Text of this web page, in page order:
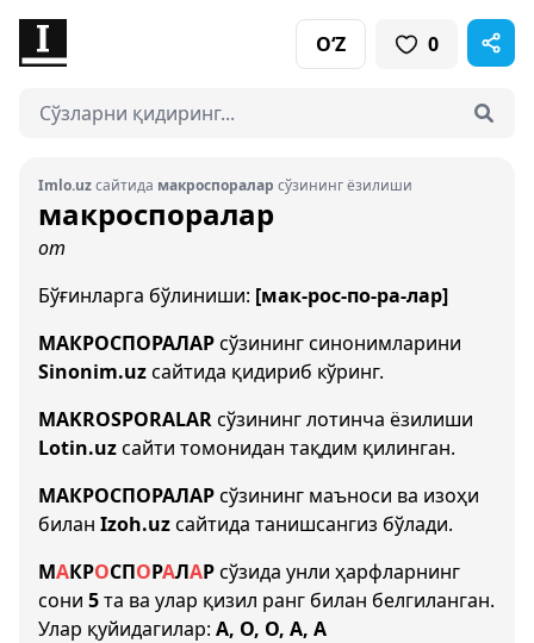
O‘Z 0
Imlo.uzсайтида макроспоралар сўзининг ёзилиши
макроспоралар
от
Бўғинларга бўлиниши: [мак-рос-по-ра-лар]
МАКРОСПОРАЛАРсўзининг синонимларини
Sinonim.uzсайтида қидириб кўринг.
MAKROSPORALARсўзининг лотинча ёзилиши
Lotin.uzсайти томонидан тақдим қилинган.
МАКРОСПОРАЛАРсўзининг маъноси ва изоҳи
билан Izoh.uzсайтида танишсангиз бўлади.
МАКРОСПОРАЛАРсўзида унли ҳарфларнинг
сони 5та ва улар қизил ранг билан белгиланган.
Улар қуйидагилар: А, О, О, А, А